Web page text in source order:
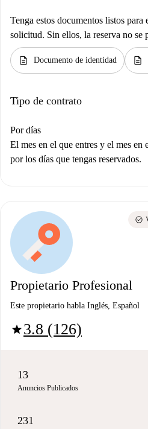
Tenga estos documentos listos para
solicitud. Sin ellos, la reserva no se
description Documento de identidad description
Tipo de contrato
Por días
El mes en el que entres y el mes en
por los días que tengas reservados.
Propietario Profesional
Este propietario habla Inglés, Español
star3.8 (126)
check_circle
13
Anuncios Publicados
231